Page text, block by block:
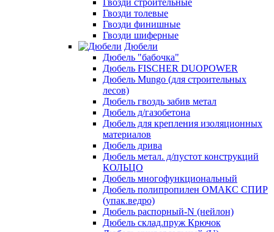
Гвозди строительные
Гвозди толевые
Гвозди финишные
Гвозди шиферные
Дюбели
Дюбель "бабочка"
Дюбель FISCHER DUOPOWER
Дюбель Mungo (для строительных
лесов)
Дюбель гвоздь забив метал
Дюбель д/газобетона
Дюбель для крепления изоляционных
материалов
Дюбель дрива
Дюбель метал. д/пустот конструкций
КОЛЬЦО
Дюбель многофункциональный
Дюбель полипропилен ОМАКС СПИР
(упак.ведро)
Дюбель распорный-N (нейлон)
Дюбель склад.пруж Крючок